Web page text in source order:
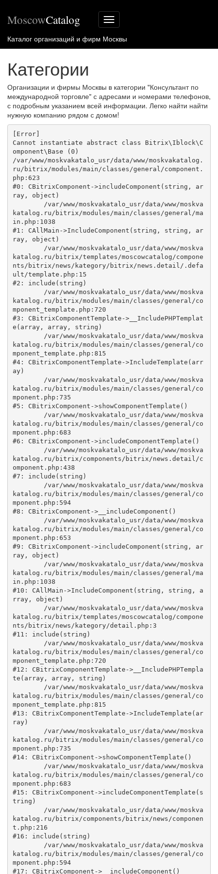
Меню
сайта
MoscowCatalog
Каталог организаций и фирм Москвы
Категории
Организации и фирмы Москвы в категории "Консультант по
международной торговле" с адресами и номерами телефонов,
с подробным указанием всей информации. Легко найти найти
нужную компанию рядом с домом!
[Error]
Cannot instantiate abstract class Bitrix\Iblock\C
omponent\Base (0)
/var/www/moskvakatalo_usr/data/www/moskvakatalog.
ru/bitrix/modules/main/classes/general/component.
php:623
#0: CBitrixComponent->includeComponent(string, ar
ray, object)
katalog.ru/bitrix/modules/main/classes/general/ma
in.php:1038
#1: CAllMain->IncludeComponent(string, string, ar
ray, object)
katalog.ru/bitrix/templates/moscowcatalog/compone
nts/bitrix/news/kategory/bitrix/news.detail/.defa
ult/template.php:15
#2: include(string)
katalog.ru/bitrix/modules/main/classes/general/co
mponent_template.php:720
#3: CBitrixComponentTemplate->__IncludePHPTemplat
e(array, array, string)
katalog.ru/bitrix/modules/main/classes/general/co
mponent_template.php:815
#4: CBitrixComponentTemplate->IncludeTemplate(arr
ay)
katalog.ru/bitrix/modules/main/classes/general/co
mponent.php:735
#5: CBitrixComponent->showComponentTemplate()
katalog.ru/bitrix/modules/main/classes/general/co
mponent.php:683
#6: CBitrixComponent->includeComponentTemplate()
katalog.ru/bitrix/components/bitrix/news.detail/c
omponent.php:438
#7: include(string)
katalog.ru/bitrix/modules/main/classes/general/co
mponent.php:594
#8: CBitrixComponent->__includeComponent()
katalog.ru/bitrix/modules/main/classes/general/co
mponent.php:653
#9: CBitrixComponent->includeComponent(string, ar
ray, object)
katalog.ru/bitrix/modules/main/classes/general/ma
in.php:1038
#10: CAllMain->IncludeComponent(string, string, a
rray, object)
katalog.ru/bitrix/templates/moscowcatalog/compone
nts/bitrix/news/kategory/detail.php:3
#11: include(string)
katalog.ru/bitrix/modules/main/classes/general/co
mponent_template.php:720
#12: CBitrixComponentTemplate->__IncludePHPTempla
te(array, array, string)
katalog.ru/bitrix/modules/main/classes/general/co
mponent_template.php:815
#13: CBitrixComponentTemplate->IncludeTemplate(ar
ray)
katalog.ru/bitrix/modules/main/classes/general/co
mponent.php:735
#14: CBitrixComponent->showComponentTemplate()
katalog.ru/bitrix/modules/main/classes/general/co
mponent.php:683
#15: CBitrixComponent->includeComponentTemplate(s
tring)
katalog.ru/bitrix/components/bitrix/news/componen
t.php:216
#16: include(string)
katalog.ru/bitrix/modules/main/classes/general/co
mponent.php:594
#17: CBitrixComponent->__includeComponent()